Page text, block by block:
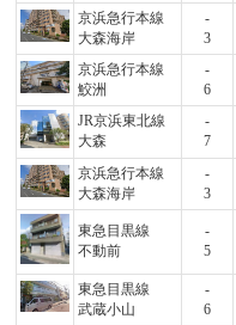
京浜急行本線
大森海岸
-
3
京浜急行本線
鮫洲
-
6
JR京浜東北線
大森
-
7
京浜急行本線
大森海岸
-
3
東急目黒線
不動前
-
5
東急目黒線
武蔵小山
-
6